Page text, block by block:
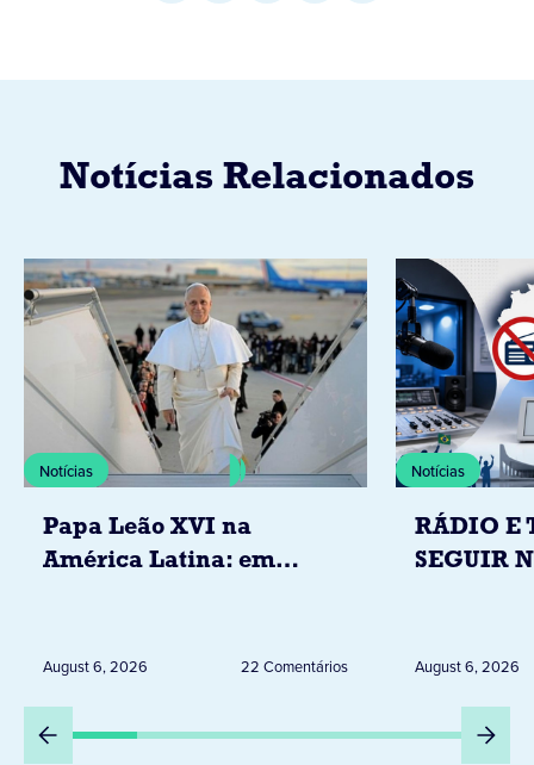
Notícias Relacionados
Notícias
Papa Leão XVI na
América Latina: em
Peru
August 6, 2026 22 Comentários
Notícias
RÁDIO E
SEGUIR
DESTA
August 6, 2026